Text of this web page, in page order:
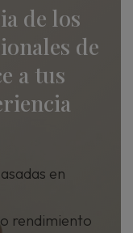
de los
de
a tus
en
rendimiento